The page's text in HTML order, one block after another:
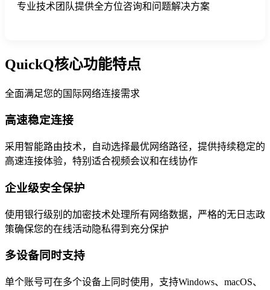
专业技术团队提供全方位咨询和问题解决方案
QuickQ核心功能特点
全面满足您的国际网络连接需求
高速稳定连接
采用智能路由技术，自动选择最优网络路径，提供持续稳定的
高速连接体验，特别适合视频会议和在线协作
企业级安全保护
使用银行级别的加密技术处理所有网络数据，严格的无日志政
策确保您的在线活动隐私得到充分保护
多设备同时支持
单个账号可在多个设备上同时使用，支持Windows、macOS、